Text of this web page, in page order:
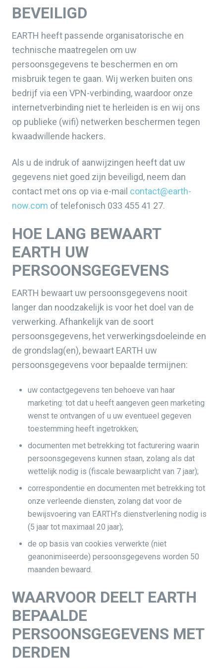
BEVEILIGD
EARTH heeft passende organisatorische en
technische maatregelen om uw
persoonsgegevens te beschermen en om
misbruik tegen te gaan. Wij werken buiten ons
bedrijf via een VPN-verbinding, waardoor onze
internetverbinding niet te herleiden is en wij ons
op publieke (wifi) netwerken beschermen tegen
kwaadwillende hackers.
Als u de indruk of aanwijzingen heeft dat uw
gegevens niet goed zijn beveiligd, neem dan
contact met ons op via e-mail contact@earth-
now.com of telefonisch 033 455 41 27.
HOE LANG BEWAART
EARTH UW
PERSOONSGEGEVENS
EARTH bewaart uw persoonsgegevens nooit
langer dan noodzakelijk is voor het doel van de
verwerking. Afhankelijk van de soort
persoonsgegevens, het verwerkingsdoeleinde en
de grondslag(en), bewaart EARTH uw
persoonsgegevens voor bepaalde termijnen:
uw contactgegevens ten behoeve van haar
marketing: tot dat u heeft aangeven geen marketing
wenst te ontvangen of u uw eventueel gegeven
toestemming heeft ingetrokken;
documenten met betrekking tot facturering waarin
persoonsgegevens kunnen staan, zolang als dat
wettelijk nodig is (fiscale bewaarplicht van 7 jaar);
correspondentie en documenten met betrekking tot
onze verleende diensten, zolang dat voor de
bewijsvoering van EARTH’s dienstverlening nodig is
(5 jaar tot maximaal 20 jaar);
de op basis van cookies verwerkte (niet
geanonimiseerde) persoonsgegevens worden 50
maanden bewaard.
WAARVOOR DEELT EARTH
BEPAALDE
PERSOONSGEGEVENS MET
DERDEN